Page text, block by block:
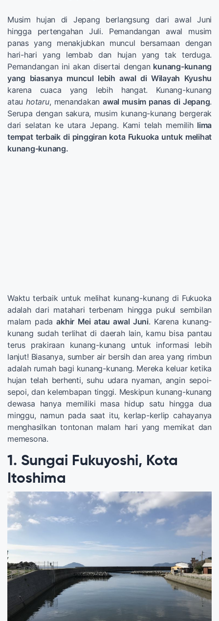
Musim hujan di Jepang berlangsung dari awal Juni
hingga pertengahan Juli. Pemandangan awal musim
panas yang menakjubkan muncul bersamaan dengan
hari-hari yang lembab dan hujan yang tak terduga.
Pemandangan ini akan disertai dengankunang-kunang
yang biasanya muncul lebih awal di Wilayah Kyushu
karena cuaca yang lebih hangat. Kunang-kunang
atauhotaru, menandakanawal musim panas di Jepang.
Serupa dengan sakura, musim kunang-kunang bergerak
dari selatan ke utara Jepang. Kami telah memilihlima
tempat terbaik di pinggiran kota Fukuoka untuk melihat
kunang-kunang.
Waktu terbaik untuk melihat kunang-kunang di Fukuoka
adalah dari matahari terbenam hingga pukul sembilan
malam padaakhir Mei atau awal Juni. Karena kunang-
kunang sudah terlihat di daerah lain, kamu bisa pantau
terus prakiraan kunang-kunang untuk informasi lebih
lanjut! Biasanya, sumber air bersih dan area yang rimbun
adalah rumah bagi kunang-kunang. Mereka keluar ketika
hujan telah berhenti, suhu udara nyaman, angin sepoi-
sepoi, dan kelembapan tinggi. Meskipun kunang-kunang
dewasa hanya memiliki masa hidup satu hingga dua
minggu, namun pada saat itu, kerlap-kerlip cahayanya
menghasilkan tontonan malam hari yang memikat dan
memesona.
1. Sungai Fukuyoshi, Kota
Itoshima